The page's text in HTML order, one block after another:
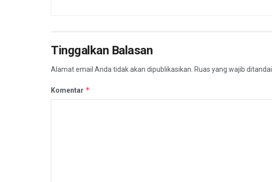
Tinggalkan Balasan
Alamat email Anda tidak akan dipublikasikan. Ruas yang wajib ditandai
Komentar *